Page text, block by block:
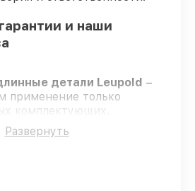
и наши
детали Leupold –
применение только
комплектующих.
специалисты
контроль знаний и
Развернуть